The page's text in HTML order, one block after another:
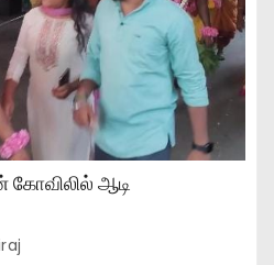
கோவிலில் ஆடி